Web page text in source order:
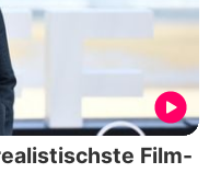
Film-